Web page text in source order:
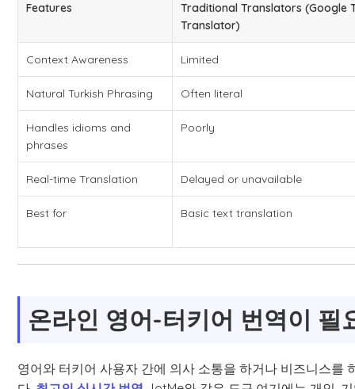
Features
Traditional Translators (Google
Translator)
Context Awareness Limited
Natural Turkish Phrasing Often literal
Handles idioms and
phrases
Poorly
Real-time Translation Delayed or unavailable
Best for Basic text translation
온라인 영어-터키어 번역이 필
영어와 터키어 사용자 간에 의사 소통을 하거나 비즈니스를